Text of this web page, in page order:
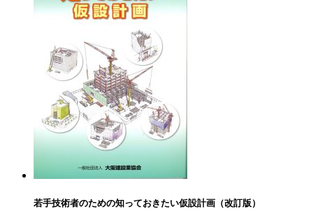
若手技術者のための知っておきたい仮設計画（改訂版）